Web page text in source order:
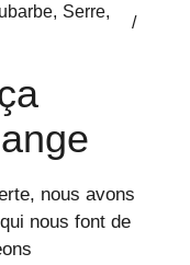
Serre
nous avons
nous font de